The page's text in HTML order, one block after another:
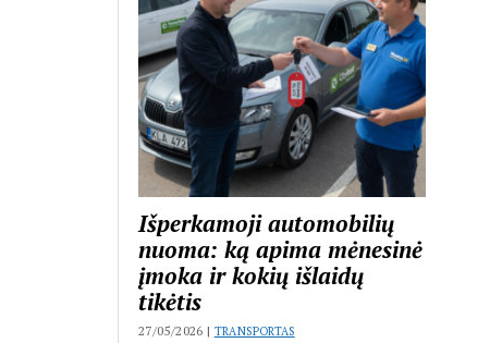
Išperkamoji automobilių
nuoma: ką apima mėnesinė
įmoka ir kokių išlaidų
tikėtis
27/05/2026 | TRANSPORTAS